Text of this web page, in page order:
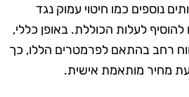
נוספים כמו חיטוי עמוק נגד
להוסיף לעלות הכוללת. באופן כללי,
רחב בהתאם לפרמטרים הללו, כך
מחיר מותאמת אישית.